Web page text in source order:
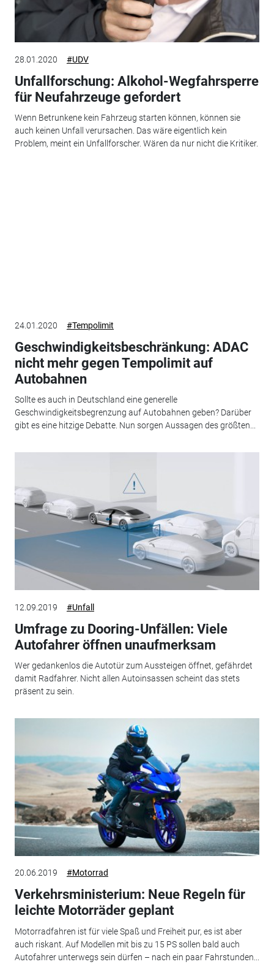
28.01.2020 #UDV
Unfallforschung: Alkohol-Wegfahrsperre
für Neufahrzeuge gefordert
Wenn Betrunkene kein Fahrzeug starten können, können sie
auch keinen Unfall verursachen. Das wäre eigentlich kein
Problem, meint ein Unfallforscher. Wären da nur nicht die Kritiker.
24.01.2020 #Tempolimit
Geschwindigkeitsbeschränkung: ADAC
nicht mehr gegen Tempolimit auf
Autobahnen
Sollte es auch in Deutschland eine generelle
Geschwindigkeitsbegrenzung auf Autobahnen geben? Darüber
gibt es eine hitzige Debatte. Nun sorgen Aussagen des größten...
12.09.2019 #Unfall
Umfrage zu Dooring-Unfällen: Viele
Autofahrer öffnen unaufmerksam
Wer gedankenlos die Autotür zum Aussteigen öffnet, gefährdet
damit Radfahrer. Nicht allen Autoinsassen scheint das stets
präsent zu sein.
20.06.2019 #Motorrad
Verkehrsministerium: Neue Regeln für
leichte Motorräder geplant
Motorradfahren ist für viele Spaß und Freiheit pur, es ist aber
auch riskant. Auf Modellen mit bis zu 15 PS sollen bald auch
Autofahrer unterwegs sein dürfen – nach ein paar Fahrstunden...